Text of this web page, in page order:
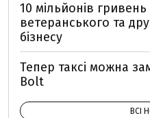
10 мільйонів
ветеранського та
бізнесу
Тепер таксі можна
Bolt
ВСІ